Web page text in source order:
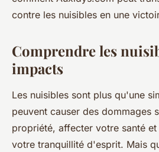
contre les nuisibles en une
Comprendre les
impacts
Les nuisibles sont plus qu'une
peuvent causer des dommages
propriété, affecter votre santé
votre tranquillité d'esprit. Mais